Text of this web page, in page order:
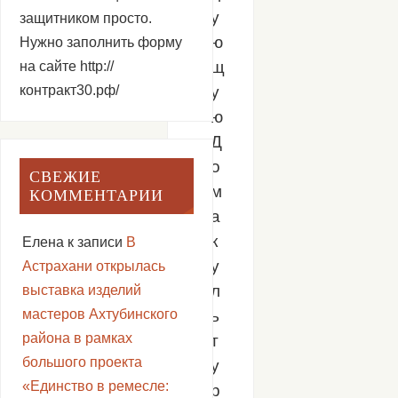
у
ю
щ
у
ю
Д
о
м
а
к
у
л
ь
т
у
р
защитником просто.
Нужно заполнить форму
на сайте http://
контракт30.рф/
СВЕЖИЕ
КОММЕНТАРИИ
Еленак записи В
Астрахани открылась
выставка изделий
мастеров Ахтубинского
района в рамках
большого проекта
«Единство в ремесле: